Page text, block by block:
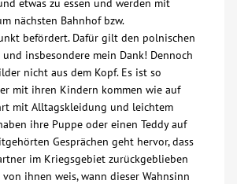
etwas zu essen und werden mit
nächsten Bahnhof bzw.
befördert. Dafür gilt den polnischen
und insbesondere mein Dank! Dennoch
nicht aus dem Kopf. Es ist so
mit ihren Kindern kommen wie auf
mit Alltagskleidung und leichtem
ihre Puppe oder einen Teddy auf
Gesprächen geht hervor, dass
im Kriegsgebiet zurückgeblieben
ihnen weis, wann dieser Wahnsinn